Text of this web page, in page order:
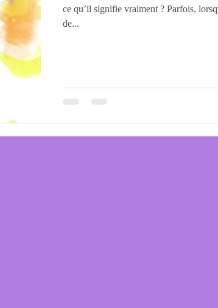
ce qu’il signifie vraiment ? Parfois,
de...